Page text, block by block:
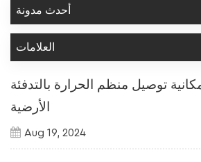
أحدث مدونة
العلامات
توصيل منظم الحرارة بالتدفئة
الأرضية
Aug 19, 2024